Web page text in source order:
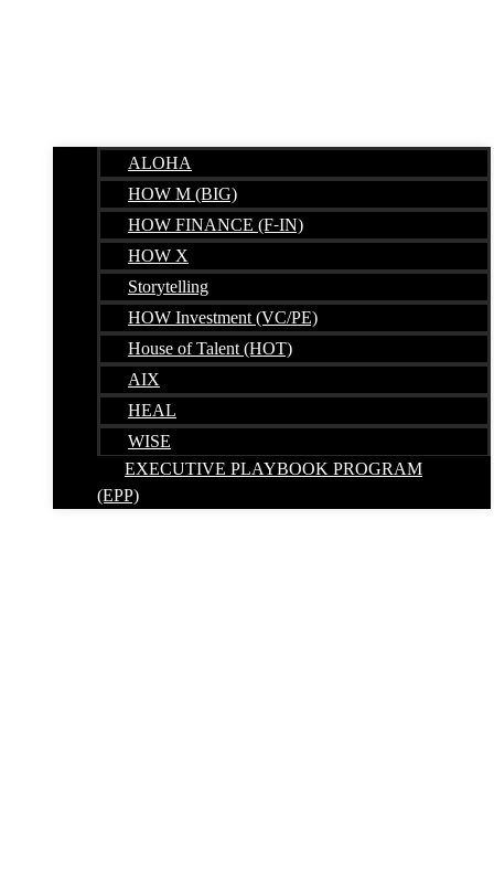
ALOHA
HOW M (BIG)
HOW FINANCE (F-IN)
HOW X
Storytelling
HOW Investment (VC/PE)
House of Talent (HOT)
AIX
HEAL
WISE
EXECUTIVE PLAYBOOK PROGRAM
(EPP)